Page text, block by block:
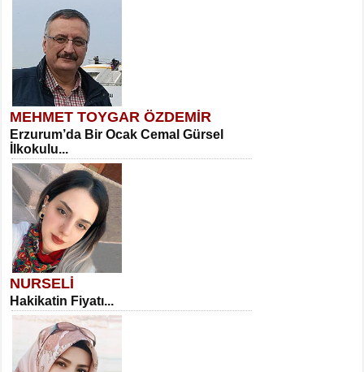
MEHMET TOYGAR ÖZDEMİR
Erzurum’da Bir Ocak Cemal Gürsel
İlkokulu...
NURSELİ
Hakikatin Fiyatı...